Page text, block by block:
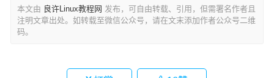
本文由 良许Linux教程网 发布，可自由转载、引用，但需署名作者且
注明文章出处。如转载至微信公众号，请在文末添加作者公众号二维
码。